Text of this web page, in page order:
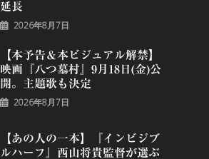
延長
2026年8月7日
【本予告＆本ビジュアル解禁】
映画『八つ墓村』9月18日(金)公
開。主題歌も決定
2026年8月7日
【あの人の一本】『インビジブ
ルハーフ』⻄⼭将貴監督が選ぶ